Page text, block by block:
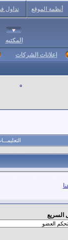
أنظمة الموقع تداول
المكتبه
اعلانات الشركات
السريع